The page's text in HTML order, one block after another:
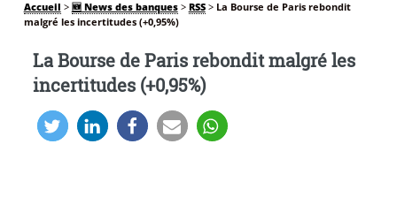
Accueil > 🆕 News des banques> RSS> La Bourse de Paris rebondit
malgré les incertitudes (+0,95%)
La Bourse de Paris rebondit malgré les
incertitudes (+0,95%)